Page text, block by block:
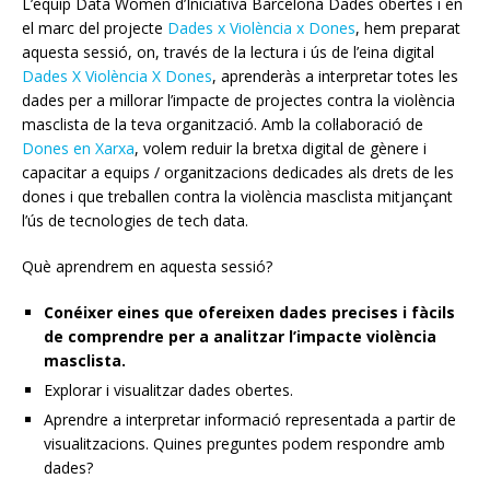
L’equip Data Women d’Iniciativa Barcelona Dades obertes i en
el marc del projecte Dades x Violència x Dones, hem preparat
aquesta sessió, on, través de la lectura i ús de l’eina digital
Dades X Violència X Dones, aprenderàs a interpretar totes les
dades per a millorar l’impacte de projectes contra la violència
masclista de la teva organització. Amb la col·laboració de
Dones en Xarxa, volem reduir la bretxa digital de gènere i
capacitar a equips / organitzacions dedicades als drets de les
dones i que treballen contra la violència masclista mitjançant
l’ús de tecnologies de tech data.
Què aprendrem en aquesta sessió?
Conéixer eines que ofereixen dades precises i fàcils
de comprendre per a analitzar l’impacte violència
masclista.
Explorar i visualitzar dades obertes.
Aprendre a interpretar informació representada a partir de
visualitzacions. Quines preguntes podem respondre amb
dades?